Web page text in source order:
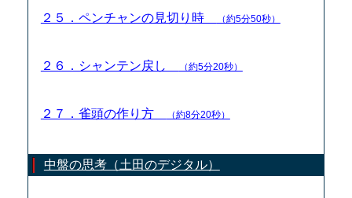
２５．ペンチャンの見切り時 （約5分50秒）
２６．シャンテン戻し （約5分20秒）
２７．雀頭の作り方 （約8分20秒）
中盤の思考（土田のデジタル）